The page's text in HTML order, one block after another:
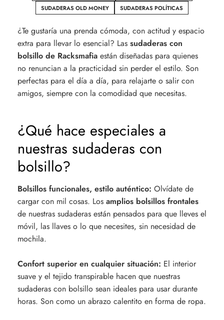
SUDADERAS OLD MONEY SUDADERAS POLÍTICAS
¿Te gustaría una prenda cómoda, con actitud y espacio
extra para llevar lo esencial? Las sudaderas con
bolsillo de Racksmafia están diseñadas para quienes
no renuncian a la practicidad sin perder el estilo. Son
perfectas para el día a día, para relajarte o salir con
amigos, siempre con la comodidad que necesitas.
¿Qué hace especiales a
nuestras sudaderas con
bolsillo?
Bolsillos funcionales, estilo auténtico: Olvídate de
cargar con mil cosas. Los amplios bolsillos frontales
de nuestras sudaderas están pensados para que lleves el
móvil, las llaves o lo que necesites, sin necesidad de
mochila.
Confort superior en cualquier situación: El interior
suave y el tejido transpirable hacen que nuestras
sudaderas con bolsillo sean ideales para usar durante
horas. Son como un abrazo calentito en forma de ropa.